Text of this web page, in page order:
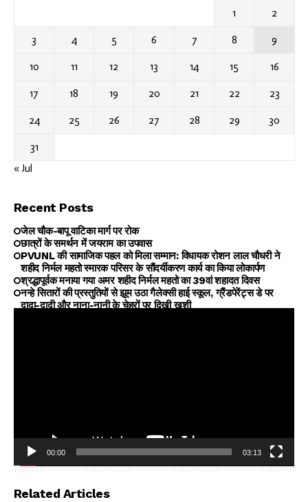
1 2
3 4 5 6 7 8 9
10 11 12 13 14 15 16
17 18 19 20 21 22 23
24 25 26 27 28 29 30
31
« Jul
Recent Posts
जेल चौक-बापू वाटिका मार्ग पर रोक
छात्रों के समर्थन में जयराम का उपवास
PVUNL की सामाजिक पहल को मिला सम्मान: विधायक रोशन लाल चौधरी ने
शहीद निर्मल महतो स्मारक परिसर के सौंदर्यीकरण कार्य का किया लोकार्पण
श्रद्धापूर्वक मनाया गया अमर शहीद निर्मल महतो का 39वां शहादत दिवस
नन्हे सितारों की प्रस्तुतियों से झूम उठा गैलेक्सी हाई स्कूल, ग्रैंडपेरेंट्स डे पर
दादा-दादी और नाना-नानी के चेहरों पर दिखी खुशी
Player
00:00 03:13
Related Articles